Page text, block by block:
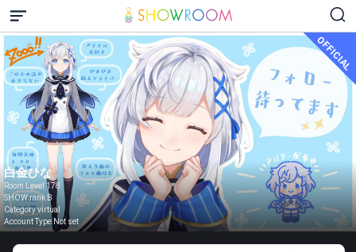
OFFICIAL
白金ひな
Room Level 178
SHOW rank B
Category virtual
Account Type Not set